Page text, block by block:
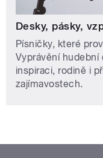
Desky, pásky,
Písničky, které
Vyprávění
inspiraci, rodině i
zajímavostech.